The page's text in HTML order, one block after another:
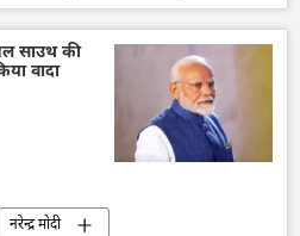
हवाई हमला
साउथ की
वादा
नरेन्द्र मोदी